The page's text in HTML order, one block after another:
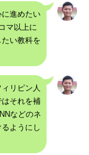
進めたい
マ以上に
い教科を
リピン人
それを補
などのネ
ようにし